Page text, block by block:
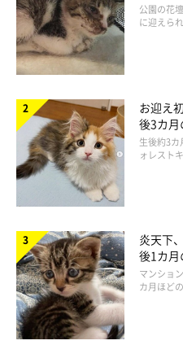
5才になったごましおくんがこちら。
@aka_omanju_boys
それから月日は流れ、ごましお
と“姉妹
公園の花
に迎えら
お迎え
後3カ
ち着く
生後約3
ォレスト
炎天下
後1カ
でツン
マンショ
カ月ほど